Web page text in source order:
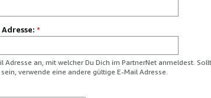
*
Adresse an, mit welcher Du Dich im PartnerNet anmeldest.
verwende eine andere gültige E-Mail Adresse.